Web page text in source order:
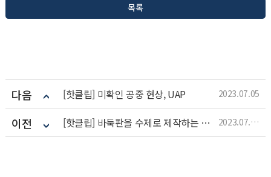
목록
다음 [핫클립] 미확인 공중 현상, UAP 2023.07.05
이전 [핫클립] 바둑판을 수제로 제작하는 과정 2023.07.05